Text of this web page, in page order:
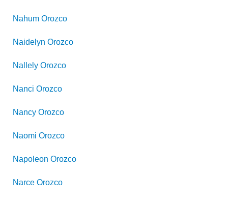
Nahum Orozco
Naidelyn Orozco
Nallely Orozco
Nanci Orozco
Nancy Orozco
Naomi Orozco
Napoleon Orozco
Narce Orozco